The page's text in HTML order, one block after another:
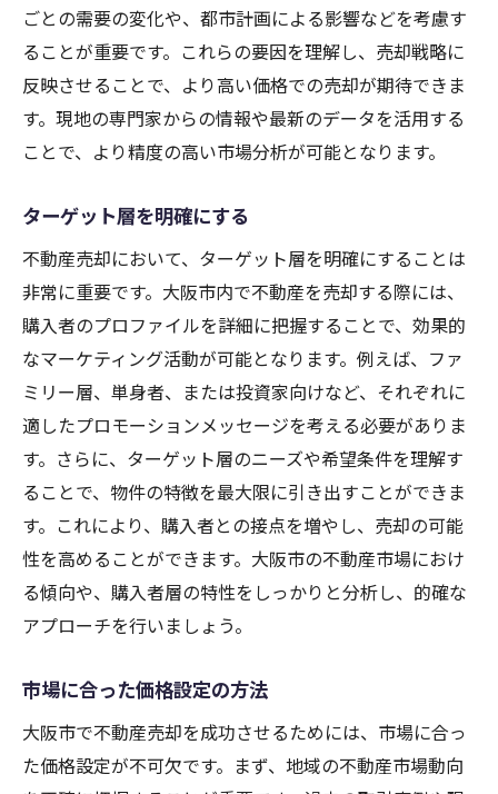
ごとの需要の変化や、都市計画による影響などを考慮す
ることが重要です。これらの要因を理解し、売却戦略に
反映させることで、より高い価格での売却が期待できま
す。現地の専門家からの情報や最新のデータを活用する
ことで、より精度の高い市場分析が可能となります。
ターゲット層を明確にする
不動産売却において、ターゲット層を明確にすることは
非常に重要です。大阪市内で不動産を売却する際には、
購入者のプロファイルを詳細に把握することで、効果的
なマーケティング活動が可能となります。例えば、ファ
ミリー層、単身者、または投資家向けなど、それぞれに
適したプロモーションメッセージを考える必要がありま
す。さらに、ターゲット層のニーズや希望条件を理解す
ることで、物件の特徴を最大限に引き出すことができま
す。これにより、購入者との接点を増やし、売却の可能
性を高めることができます。大阪市の不動産市場におけ
る傾向や、購入者層の特性をしっかりと分析し、的確な
アプローチを行いましょう。
市場に合った価格設定の方法
大阪市で不動産売却を成功させるためには、市場に合っ
た価格設定が不可欠です。まず、地域の不動産市場動向